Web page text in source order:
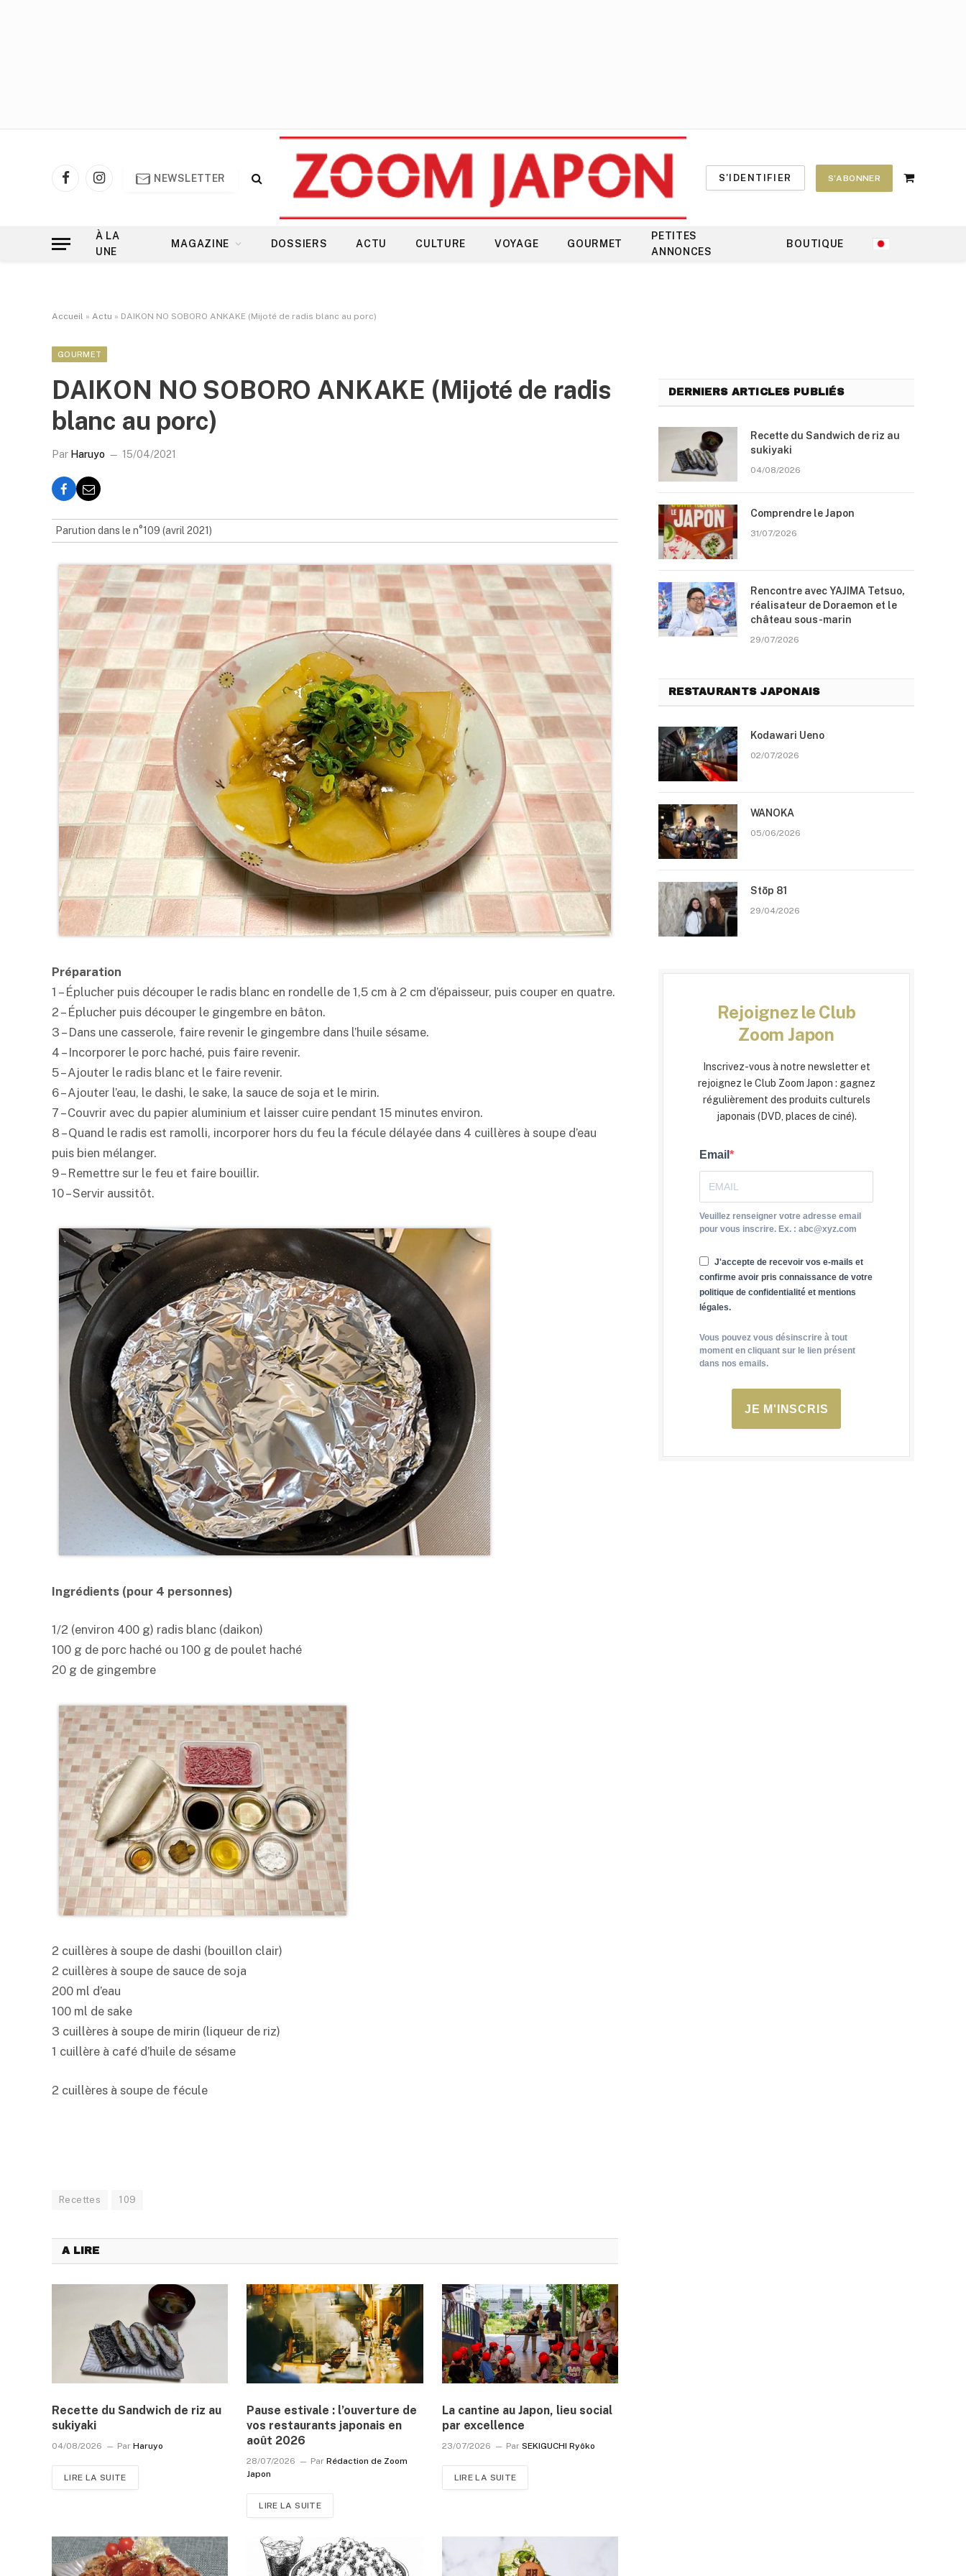
FacebookInstagram
NEWSLETTER S'IDENTIFIER S'ABONNER
Shopping
À LA
UNE
MAGAZINE DOSSIERS ACTU CULTURE VOYAGE GOURMET
PETITES
ANNONCES
BOUTIQUE
Accueil » Actu » DAIKON NO SOBORO ANKAKE (Mijoté de radis blanc au porc)
GOURMET
DAIKON NO SOBORO ANKAKE (Mijoté de radis
blanc au porc)
Par Haruyo 15/04/2021
Parution dans le n°109 (avril 2021)
Préparation
1 – Éplucher puis découper le radis blanc en rondelle de 1,5 cm à 2 cm d’épaisseur, puis couper en quatre.
2 – Éplucher puis découper le gingembre en bâton.
3 – Dans une casserole, faire revenir le gingembre dans l’huile sésame.
4 – Incorporer le porc haché, puis faire revenir.
5 – Ajouter le radis blanc et le faire revenir.
6 – Ajouter l’eau, le dashi, le sake, la sauce de soja et le mirin.
7 – Couvrir avec du papier aluminium et laisser cuire pendant 15 minutes environ.
8 – Quand le radis est ramolli, incorporer hors du feu la fécule délayée dans 4 cuillères à soupe d’eau
puis bien mélanger.
9 – Remettre sur le feu et faire bouillir.
10 – Servir aussitôt.
Ingrédients (pour 4 personnes)
1/2 (environ 400 g) radis blanc (daikon)
100 g de porc haché ou 100 g de poulet haché
20 g de gingembre
2 cuillères à soupe de dashi (bouillon clair)
2 cuillères à soupe de sauce de soja
200 ml d’eau
100 ml de sake
3 cuillères à soupe de mirin (liqueur de riz)
1 cuillère à café d’huile de sésame
2 cuillères à soupe de fécule
Recettes 109
A LIRE
Recette du Sandwich de riz au
sukiyaki
04/08/2026 Par Haruyo
LIRE LA SUITE
Pause estivale : l’ouverture de
vos restaurants japonais en
août 2026
28/07/2026 Par Rédaction de Zoom
Japon
LIRE LA SUITE
La cantine au Japon, lieu social
par excellence
23/07/2026 Par SEKIGUCHI Ryôko
LIRE LA SUITE
DERNIERS ARTICLES PUBLIÉS
Recette du Sandwich de riz au
sukiyaki
04/08/2026
Comprendre le Japon
31/07/2026
Rencontre avec YAJIMA Tetsuo,
réalisateur de Doraemon et le
château sous-marin
29/07/2026
RESTAURANTS JAPONAIS
Kodawari Ueno
02/07/2026
WANOKA
05/06/2026
Stōp 81
29/04/2026
Rejoignez le Club
Zoom Japon
Inscrivez-vous à notre newsletter et
rejoignez le Club Zoom Japon : gagnez
régulièrement des produits culturels
japonais (DVD, places de ciné).
Email
Veuillez renseigner votre adresse email
pour vous inscrire. Ex. : abc@xyz.com
J'accepte de recevoir vos e-mails et
confirme avoir pris connaissance de votre
politique de confidentialité et mentions
légales.
Vous pouvez vous désinscrire à tout
moment en cliquant sur le lien présent
dans nos emails.
JE M'INSCRIS